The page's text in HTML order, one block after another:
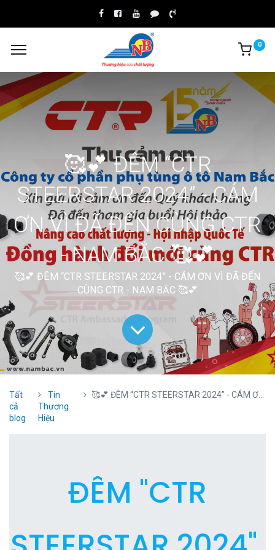
0
B
🥰💕 ĐÊM “CTR
STEERSTAR 2024” - CÁM
ƠN VÌ ĐÃ ĐẾN CÙNG CTR
- NAM BẮC 🥰💕
🥰💕 ĐÊM “CTR STEERSTAR 2024” - CÁM ƠN VÌ ĐÃ ĐẾN
CÙNG CTR - NAM BẮC 🥰💕
Tất
cả
blog
Tin
Thương
Hiệu
🥰💕 ĐÊM “CTR STEERSTAR 2024” - CÁM ƠN VÌ ĐÃ ĐẾN CÙNG CTR - NAM BẮC 🥰💕
ĐÊM "CTR